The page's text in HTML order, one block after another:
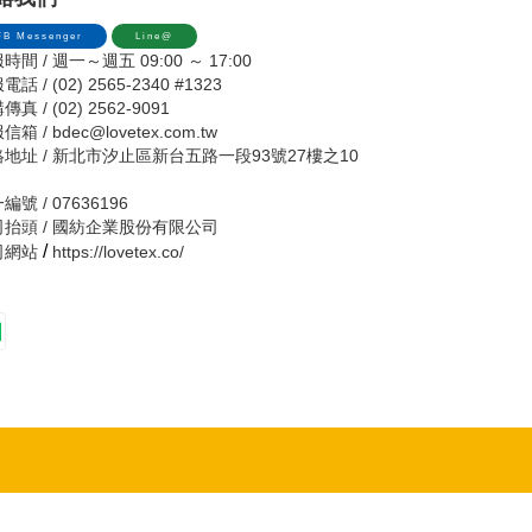
Messenger Line@
時間 / 週一～週五 09:00 ～ 17:00
電話 / (02) 2565-2340 #1323
傳真 / (02) 2562-9091
信箱 / bdec@lovetex.com.tw
地址 / 新北市汐止區新台五路一段93號27樓之10
編號 / 07636196
抬頭 / 國紡企業股份有限公司
網站 / https://lovetex.co/